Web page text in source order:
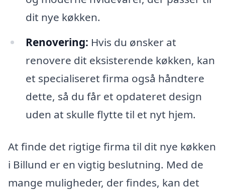
dit nye køkken.
Renovering: Hvis du ønsker at
renovere dit eksisterende køkken, kan
et specialiseret firma også håndtere
dette, så du får et opdateret design
uden at skulle flytte til et nyt hjem.
At finde det rigtige firma til dit nye køkken
i Billund er en vigtig beslutning. Med de
mange muligheder, der findes, kan det